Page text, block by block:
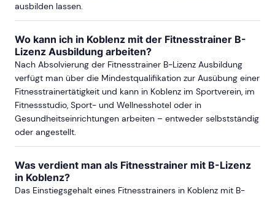
DARMSTADT
ab Sa, 19. Juni 2027
DÜSSELDORF
ab Sa, 10. Oktober 2026
ausbilden lassen.
Wo kann ich in Koblenz mit der Fitnesstrainer B-
Lizenz Ausbildung arbeiten?
Nach Absolvierung der Fitnesstrainer B-Lizenz Ausbildung
verfügt man über die Mindestqualifikation zur Ausübung einer
Fitnesstrainertätigkeit und kann in Koblenz im Sportverein, im
Fitnessstudio, Sport- und Wellnesshotel oder in
Gesundheitseinrichtungen arbeiten – entweder selbstständig
oder angestellt.
Was verdient man als Fitnesstrainer mit B-Lizenz
in Koblenz?
Das Einstiegsgehalt eines Fitnesstrainers in Koblenz mit B-